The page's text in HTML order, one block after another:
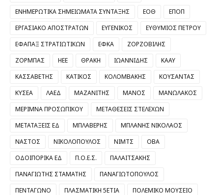
ΕΝΗΜΕΡΩΤΙΚΑ ΣΗΜΕΙΩΜΑΤΑ ΣΥΝΤΑΞΗΣ
ΕΟΘ
ΕΠΟΠ
ΕΡΓΑΣΙΑΚΟ ΑΠΟΣΤΡΑΤΩΝ
ΕΥΓΕΝΙΚΟΣ
ΕΥΘΥΜΙΟΣ ΠΕΤΡΟΥ
ΕΦΑΠΑΞ ΣΤΡΑΤΙΩΤΙΚΩΝ
ΕΦΚΑ
ΖΟΡΖΟΒΙΛΗΣ
ΖΟΡΜΠΑΣ
ΗΕΕ ΘΡΑΚΗ ΙΩΑΝΝΙΔΗΣ
ΚΑΑΥ
ΚΑΣΣΑΒΕΤΗΣ
ΚΑΤΙΚΟΣ ΚΟΛΟΜΒΑΚΗΣ
ΚΟΥΣΑΝΤΑΣ
ΚΥΣΕΑ
ΛΑΕΔ ΜΑΖΑΝΙΤΗΣ ΜΑΝΟΣ
ΜΑΝΩΛΑΚΟΣ
ΜΕΡΙΜΝΑ ΠΡΟΣΩΠΙΚΟΥ
ΜΕΤΑΘΕΣΕΙΣ ΣΤΕΛΕΧΩΝ
ΜΕΤΑΤΑΞΕΙΣ ΕΔ
ΜΠΛΑΒΕΡΗΣ
ΜΠΛΑΝΗΣ ΝΙΚΟΛΑΟΣ
ΝΑΣΤΟΣ
ΝΙΚΟΛΟΠΟΥΛΟΣ ΝΙΜΤΣ
ΟΒΑ
ΟΔΟΙΠΟΡΙΚΑ ΕΔ
Π.Ο.Ε.Σ.
ΠΑΛΑΙΤΣΑΚΗΣ
ΠΑΝΑΓΙΩΤΗΣ ΣΤΑΜΑΤΗΣ
ΠΑΝΑΓΙΩΤΟΠΟΥΛΟΣ
ΠΕΝΤΑΓΩΝΟ
ΠΛΑΣΜΑΤΙΚΗ 5ΕΤΙΑ
ΠΟΛΕΜΙΚΟ ΜΟΥΣΕΙΟ